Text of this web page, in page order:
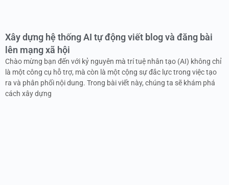
Xây dựng hệ thống AI tự động viết blog và đăng bài
lên mạng xã hội
Chào mừng bạn đến với kỷ nguyên mà trí tuệ nhân tạo (AI) không chỉ
là một công cụ hỗ trợ, mà còn là một cộng sự đắc lực trong việc tạo
ra và phân phối nội dung. Trong bài viết này, chúng ta sẽ khám phá
cách xây dựng